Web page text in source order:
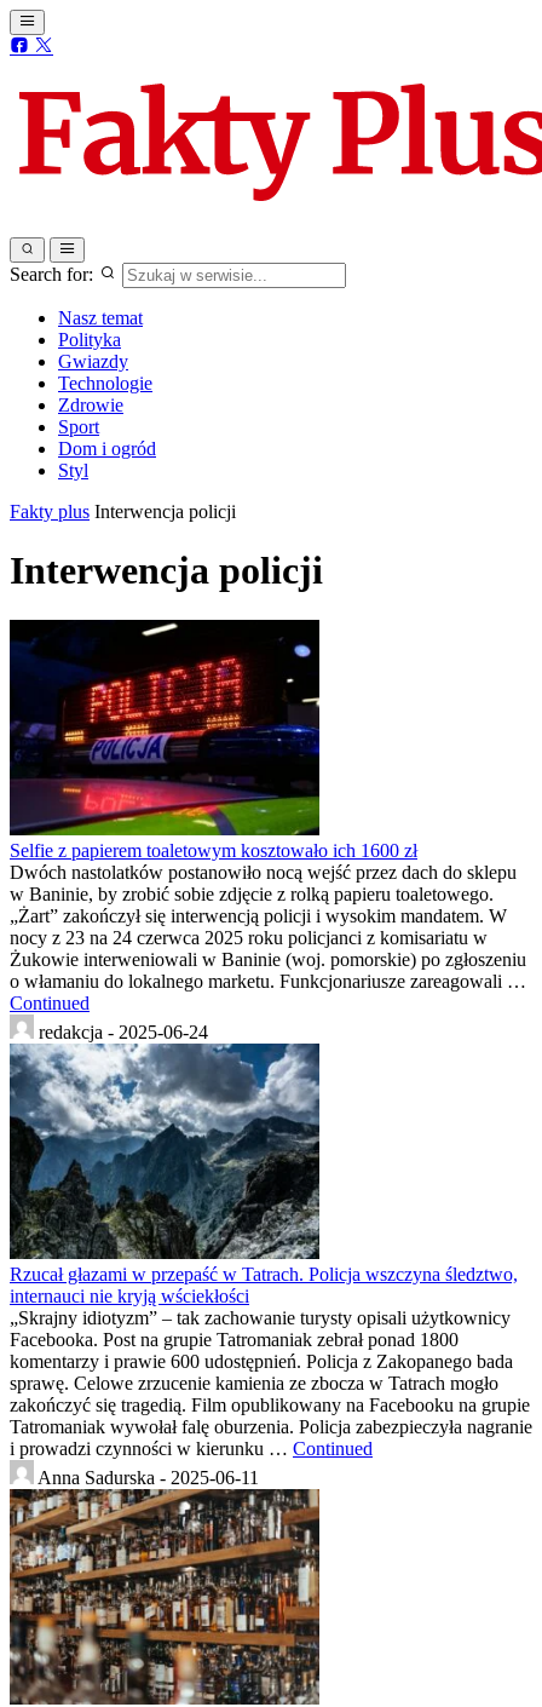
Search for:
Nasz temat
Polityka
Gwiazdy
Technologie
Zdrowie
Sport
Dom i ogród
Styl
Fakty plus Interwencja policji
Interwencja policji
Selfie z papierem toaletowym kosztowało ich 1600 zł
Dwóch nastolatków postanowiło nocą wejść przez dach do sklepu
w Baninie, by zrobić sobie zdjęcie z rolką papieru toaletowego.
„Żart” zakończył się interwencją policji i wysokim mandatem. W
nocy z 23 na 24 czerwca 2025 roku policjanci z komisariatu w
Żukowie interweniowali w Baninie (woj. pomorskie) po zgłoszeniu
o włamaniu do lokalnego marketu. Funkcjonariusze zareagowali …
Continued
redakcja - 2025-06-24
Rzucał głazami w przepaść w Tatrach. Policja wszczyna śledztwo,
internauci nie kryją wściekłości
„Skrajny idiotyzm” – tak zachowanie turysty opisali użytkownicy
Facebooka. Post na grupie Tatromaniak zebrał ponad 1800
komentarzy i prawie 600 udostępnień. Policja z Zakopanego bada
sprawę. Celowe zrzucenie kamienia ze zbocza w Tatrach mogło
zakończyć się tragedią. Film opublikowany na Facebooku na grupie
Tatromaniak wywołał falę oburzenia. Policja zabezpieczyła nagranie
i prowadzi czynności w kierunku … Continued
Anna Sadurska - 2025-06-11